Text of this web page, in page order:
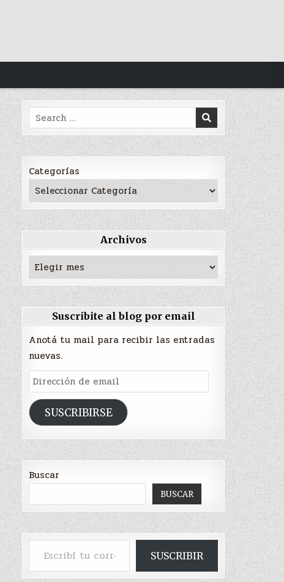
Search
for:
Categorías
Archivos
Archivos
Suscribite al blog por email
Anotá tu mail para recibir las entradas
nuevas.
Dirección
de
emailSUSCRIBIRSE
Buscar
BUSCAR
Escribí tu correo electrónico…
SUSCRIBIR